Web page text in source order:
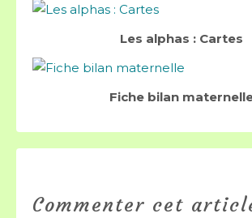
Les alphas : Cartes
Fiche bilan
Commenter cet